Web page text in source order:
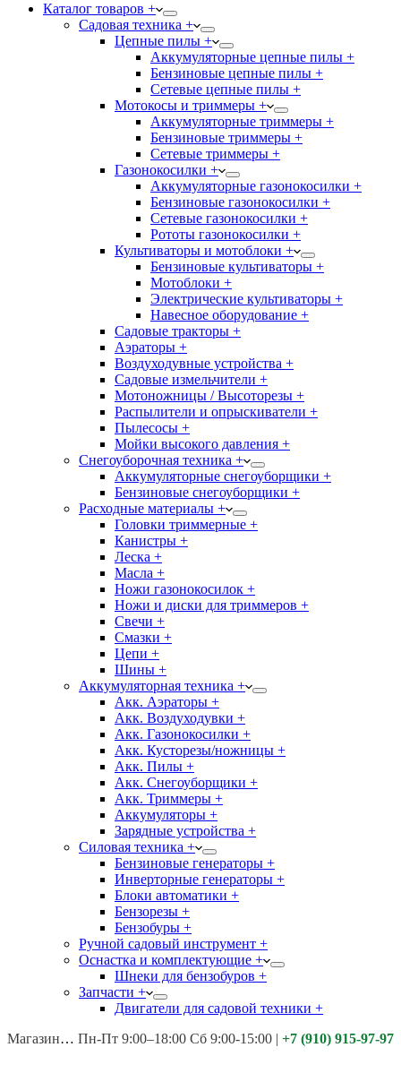
Каталог товаров +
Садовая техника +
Цепные пилы +
Аккумуляторные цепные пилы +
Бензиновые цепные пилы +
Сетевые цепные пилы +
Мотокосы и триммеры +
Аккумуляторные триммеры +
Бензиновые триммеры +
Сетевые триммеры +
Газонокосилки +
Аккумуляторные газонокосилки +
Бензиновые газонокосилки +
Сетевые газонокосилки +
Рототы газонокосилки +
Культиваторы и мотоблоки +
Бензиновые культиваторы +
Мотоблоки +
Электрические культиваторы +
Навесное оборудование +
Садовые тракторы +
Аэраторы +
Воздуходувные устройства +
Садовые измельчители +
Мотоножницы / Высоторезы +
Распылители и опрыскиватели +
Пылесосы +
Мойки высокого давления +
Снегоуборочная техника +
Аккумуляторные снегоуборщики +
Бензиновые снегоуборщики +
Расходные материалы +
Головки триммерные +
Канистры +
Леска +
Масла +
Ножи газонокосилок +
Ножи и диски для триммеров +
Свечи +
Смазки +
Цепи +
Шины +
Аккумуляторная техника +
Акк. Аэраторы +
Акк. Воздуходувки +
Акк. Газонокосилки +
Акк. Кусторезы/ножницы +
Акк. Пилы +
Акк. Снегоуборщики +
Акк. Триммеры +
Аккумуляторы +
Зарядные устройства +
Силовая техника +
Бензиновые генераторы +
Инверторные генераторы +
Блоки автоматики +
Бензорезы +
Бензобуры +
Ручной садовый инструмент +
Оснастка и комплектующие +
Шнеки для бензобуров +
Запчасти +
Двигатели для садовой техники +
Магазины: Калуга ул. Московская д.113
Пн-Пт 9:00–18:00 Сб 9:00-15:00 | +7 (910) 915-97-97